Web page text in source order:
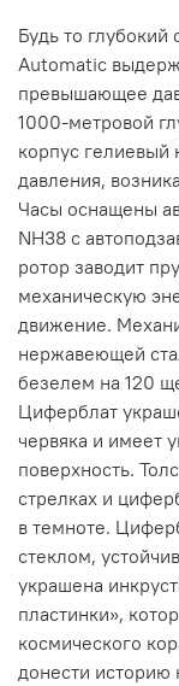
Будь то
Automatic
превышающее
1000-метровой
корпус гелиевый
давления,
Часы оснащены
NH38 с
ротор заводит
механическую
движение.
нержавеющей
безелем на 120
Циферблат
червяка и имеет
поверхность.
стрелках и
в темноте.
стеклом,
украшена
пластинки»,
космического
донести